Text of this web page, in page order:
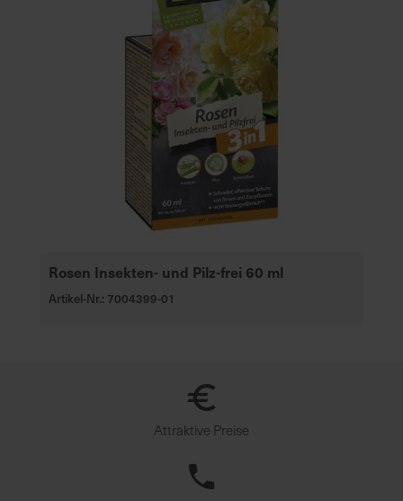
Rosen Insekten- und Pilz-frei 60 ml
Artikel-Nr.: 7004399-01
Attraktive Preise